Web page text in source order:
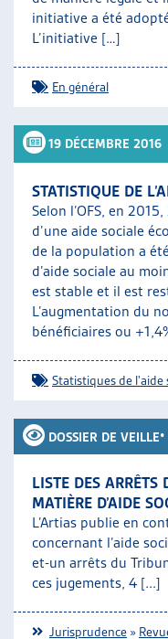
initiative a été
L’initiative […]
En général
19 DÉCEMBRE 2016
STATISTIQUE DE
Selon l’OFS, en
d’une aide sociale
de la population a
d’aide sociale au
est stable et il est
L’augmentation du
bénéficiaires ou
Statistiques de l'aide
DOSSIER DE VEILLE•
LISTE DES
MATIÈRE D’AIDE
L’Artias publie en
concernant l’aide
et-un arrêts du
ces jugements, 4 [...]
Jurisprudence »